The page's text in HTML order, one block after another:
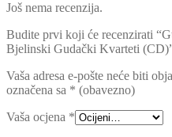
Još nema recenzija.
Budite prvi koji će recenzirati
Bjelinski Gudački Kvarteti
Vaša adresa e-pošte neće biti
označena sa * (obavezno)
Vaša ocjena *